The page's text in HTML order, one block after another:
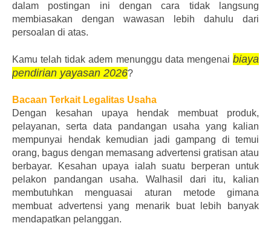
dalam postingan ini dengan cara tidak langsung
membiasakan dengan wawasan lebih dahulu dari
persoalan di atas.
Kamu telah tidak adem menunggu data mengenai biaya
pendirian yayasan 2026?
Bacaan Terkait Legalitas Usaha
Dengan kesahan upaya hendak membuat produk,
pelayanan, serta data pandangan usaha yang kalian
mempunyai hendak kemudian jadi gampang di temui
orang, bagus dengan memasang advertensi gratisan atau
berbayar. Kesahan upaya ialah suatu berperan untuk
pelakon pandangan usaha. Walhasil dari itu, kalian
membutuhkan menguasai aturan metode gimana
membuat advertensi yang menarik buat lebih banyak
mendapatkan pelanggan.